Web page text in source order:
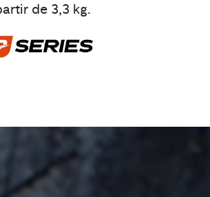
de 3,3 kg.